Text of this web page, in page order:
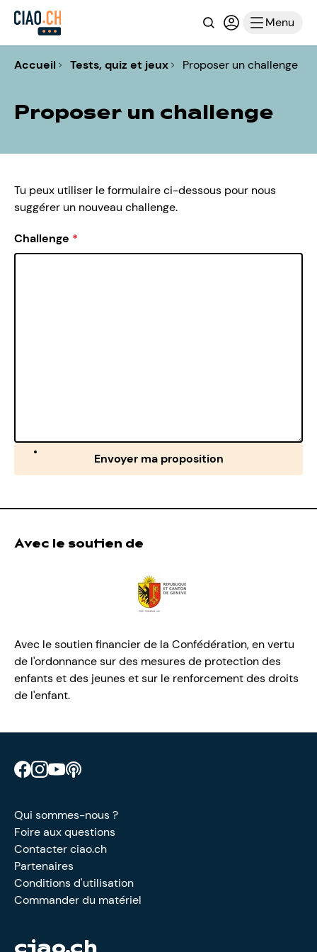
RechercheConnexion
Menu
Accueil Tests, quiz et jeux Proposer un challenge
Proposer un challenge
Tu peux utiliser le formulaire ci-dessous pour nous
suggérer un nouveau challenge.
Challenge *
Envoyer ma proposition
Avec le soutien de
Avec le soutien financier de la Confédération, en vertu
de l'ordonnance sur des mesures de protection des
enfants et des jeunes et sur le renforcement des droits
de l'enfant.
Retrouve CIAO sur Facebook
Retrouve CIAO sur Instagram
Retrouve CIAO sur YouTube
Qui sommes-nous ?
Foire aux questions
Contacter ciao.ch
Partenaires
Conditions d'utilisation
Commander du matériel